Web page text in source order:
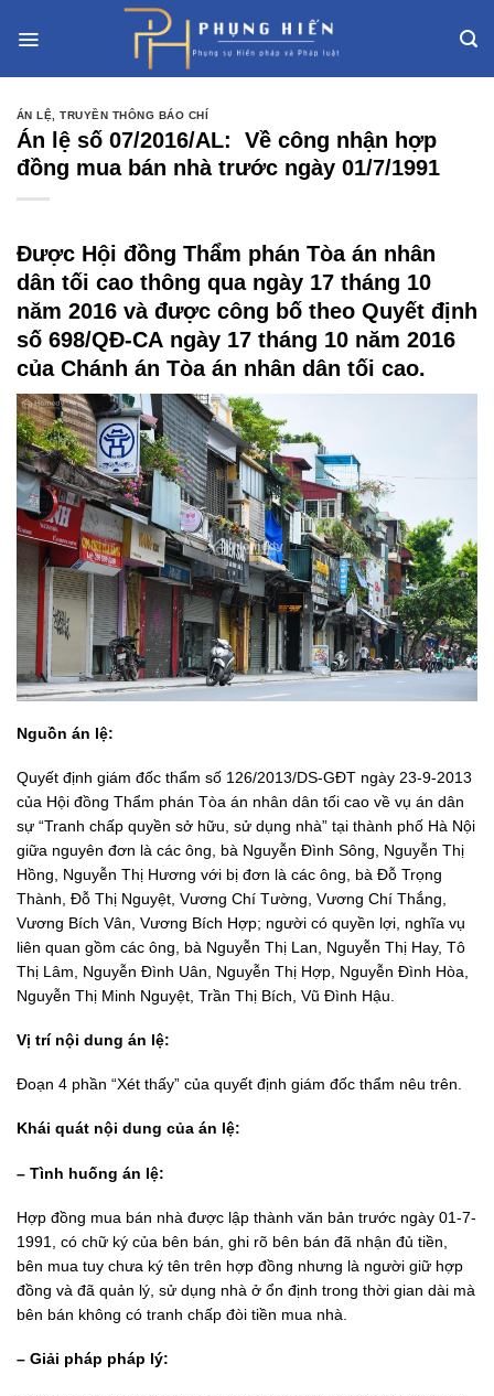
ÁN LỆ ,TRUYỀN THÔNG BÁO CHÍ
Án lệ số 07/2016/AL: Về công nhận hợp
đồng mua bán nhà trước ngày 01/7/1991
Được Hội đồng Thẩm phán Tòa án nhân
dân tối cao thông qua ngày 17 tháng 10
năm 2016 và được công bố theo Quyết định
số 698/QĐ-CA ngày 17 tháng 10 năm 2016
của Chánh án Tòa án nhân dân tối cao.
Nguồn án lệ:
Quyết định giám đốc thẩm số 126/2013/DS-GĐT ngày 23-9-2013
của Hội đồng Thẩm phán Tòa án nhân dân tối cao về vụ án dân
sự “Tranh chấp quyền sở hữu, sử dụng nhà” tại thành phố Hà Nội
giữa nguyên đơn là các ông, bà Nguyễn Đình Sông, Nguyễn Thị
Hồng, Nguyễn Thị Hương với bị đơn là các ông, bà Đỗ Trọng
Thành, Đỗ Thị Nguyệt, Vương Chí Tường, Vương Chí Thắng,
Vương Bích Vân, Vương Bích Hợp; người có quyền lợi, nghĩa vụ
liên quan gồm các ông, bà Nguyễn Thị Lan, Nguyễn Thị Hay, Tô
Thị Lâm, Nguyễn Đình Uân, Nguyễn Thị Hợp, Nguyễn Đình Hòa,
Nguyễn Thị Minh Nguyệt, Trần Thị Bích, Vũ Đình Hậu.
Vị trí nội dung án lệ:
Đoạn 4 phần “Xét thấy” của quyết định giám đốc thẩm nêu trên.
Khái quát nội dung của án lệ:
– Tình huống án lệ:
Hợp đồng mua bán nhà được lập thành văn bản trước ngày 01-7-
1991, có chữ ký của bên bán, ghi rõ bên bán đã nhận đủ tiền,
bên mua tuy chưa ký tên trên hợp đồng nhưng là người giữ hợp
đồng và đã quản lý, sử dụng nhà ở ổn định trong thời gian dài mà
bên bán không có tranh chấp đòi tiền mua nhà.
– Giải pháp pháp lý: